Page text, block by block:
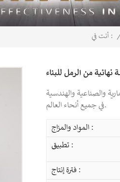
أنت في : /
من الرمل للبناء
والصناعية والهندسية
في جميع أنحاء العالم.
المواد والمزاج :
تطبيق :
فترة إنتاج :